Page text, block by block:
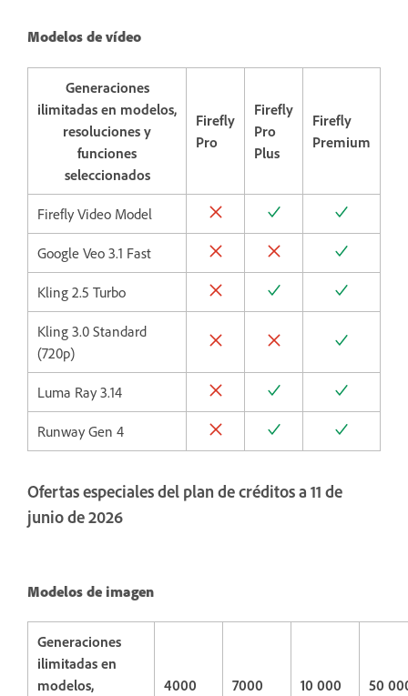
Modelos de vídeo
Generaciones
ilimitadas en modelos,
resoluciones y
funciones
seleccionados
Firefly
Pro
Firefly
Pro
Plus
Firefly
Premium
Firefly Video Model
Google Veo 3.1 Fast
Kling 2.5 Turbo
Kling 3.0 Standard
(720p)
Luma Ray 3.14
Runway Gen 4
Ofertas especiales del plan de créditos a 11 de
junio de 2026
Modelos de imagen
Generaciones
ilimitadas en
modelos,
4000
7000
10 000
50